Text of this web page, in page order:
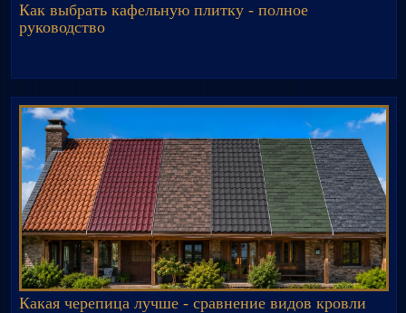
Как выбрать кафельную плитку - полное
руководство
Какая черепица лучше - сравнение видов кровли